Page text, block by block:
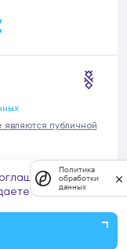
публичной
частных услуг от
продажи
на то, что
услуг, не имеет
к частным
на
согласие на
Политика
обработки
данных